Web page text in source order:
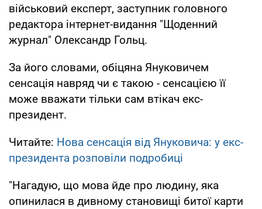
військовий експерт, заступник головного
редактора інтернет-видання "Щоденний
журнал" Олександр Гольц.
За його словами, обіцяна Януковичем
сенсація навряд чи є такою - сенсацією її
може вважати тільки сам втікач екс-
президент.
Читайте: Нова сенсація від Януковича: у екс-
президента розповіли подробиці
"Нагадую, що мова йде про людину, яка
опинилася в дивному становищі битої карти